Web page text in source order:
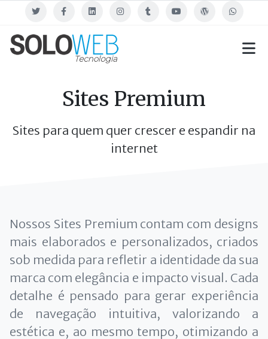
Twitter FacebookLinkedin InstagramTumblr Youtube Blog WhatsApp
Sites Premium
Sites para quem quer crescer e espandir na
internet
Nossos Sites Premium contam com designs
mais elaborados e personalizados, criados
sob medida para refletir a identidade da sua
marca com elegância e impacto visual. Cada
detalhe é pensado para gerar experiência
de navegação intuitiva, valorizando a
estética e, ao mesmo tempo, otimizando a